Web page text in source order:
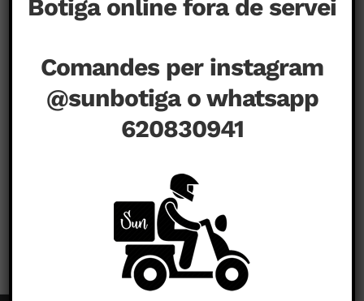
Botiga online fora de servei
Comandes per instagram
@sunbotiga o whatsapp
620830941